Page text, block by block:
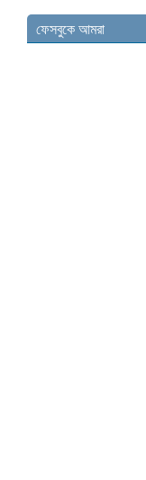
ফেসবুকে আমরা